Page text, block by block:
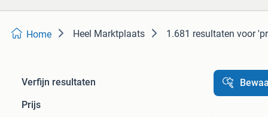
Home Heel Marktplaats 1.681 resultaten voor
Verfijn resultaten
Prijs